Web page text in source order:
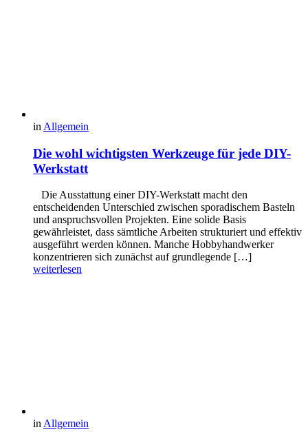
in Allgemein
Die wohl wichtigsten Werkzeuge für jede DIY-
Werkstatt
Die Ausstattung einer DIY-Werkstatt macht den
entscheidenden Unterschied zwischen sporadischem Basteln
und anspruchsvollen Projekten. Eine solide Basis
gewährleistet, dass sämtliche Arbeiten strukturiert und effektiv
ausgeführt werden können. Manche Hobbyhandwerker
konzentrieren sich zunächst auf grundlegende […]
weiterlesen
in Allgemein